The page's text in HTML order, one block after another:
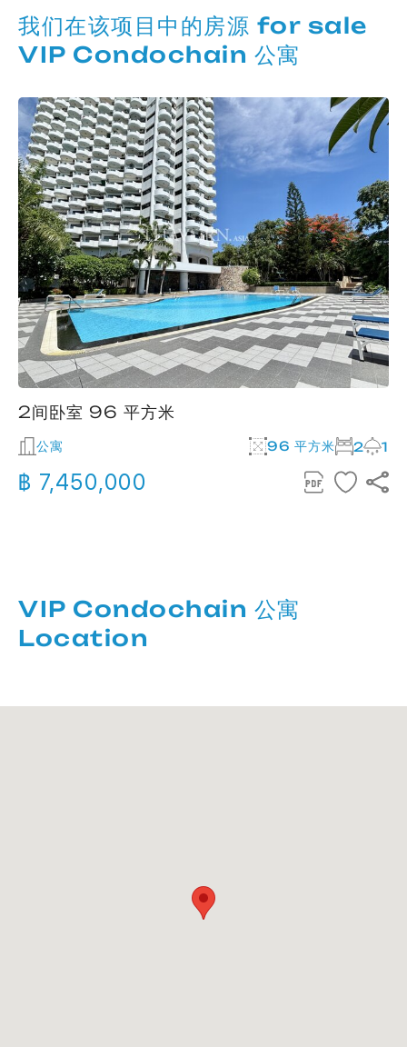
我们在该项目中的房源 for sale
VIP Condochain 公寓
2间卧室 96 平方米
公寓 96 平方米 2 1
฿ 7,450,000
VIP Condochain 公寓
Location